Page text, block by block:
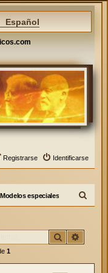
Identificarse
Registrarse
Modelos especiales
Buscar
1